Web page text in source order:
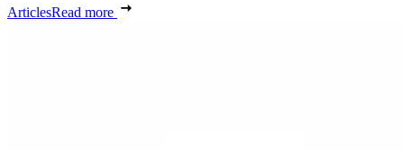
ArticlesRead more